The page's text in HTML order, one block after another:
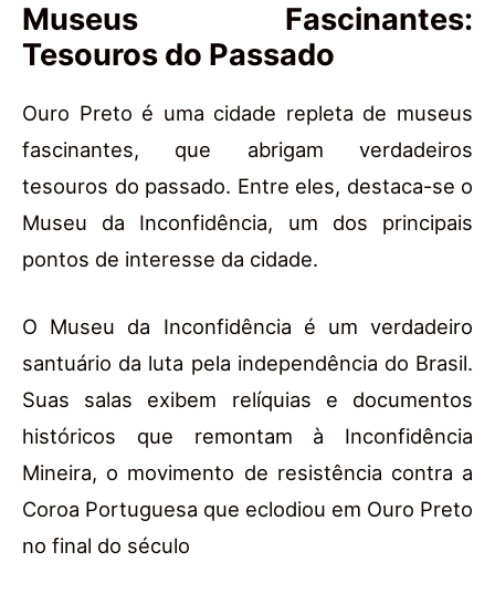
Museus Fascinantes:
Tesouros do Passado
Ouro Preto é uma cidade repleta de museus
fascinantes, que abrigam verdadeiros
tesouros do passado. Entre eles, destaca-se o
Museu da Inconfidência, um dos principais
pontos de interesse da cidade.
O Museu da Inconfidência é um verdadeiro
santuário da luta pela independência do Brasil.
Suas salas exibem relíquias e documentos
históricos que remontam à Inconfidência
Mineira, o movimento de resistência contra a
Coroa Portuguesa que eclodiou em Ouro Preto
no final do século